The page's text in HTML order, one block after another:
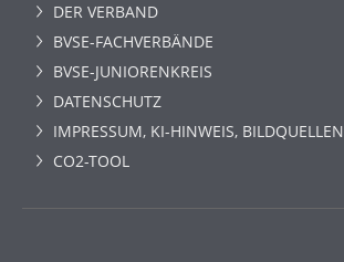
DER VERBAND
BVSE-FACHVERBÄNDE
BVSE-JUNIORENKREIS
DATENSCHUTZ
IMPRESSUM, KI-HINWEIS, BILDQUELLEN
CO2-TOOL